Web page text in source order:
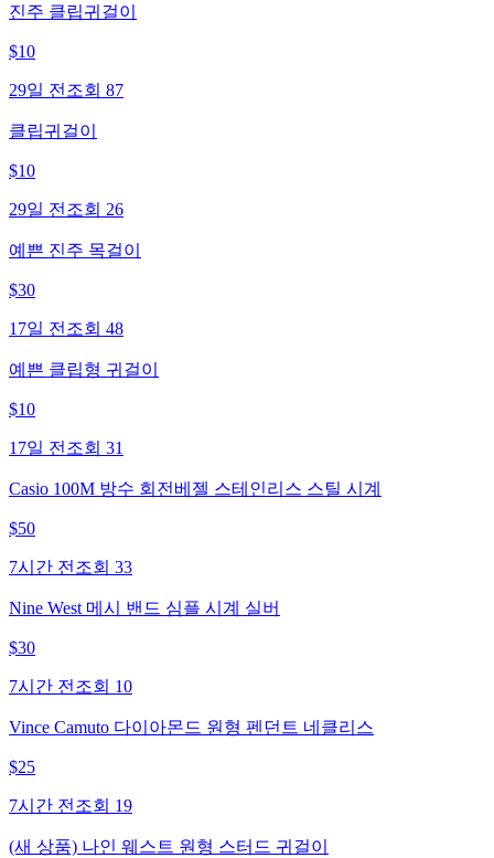
진주 클립귀걸이
$10
29일 전 조회 87
클립귀걸이
$10
29일 전 조회 26
예쁜 진주 목걸이
$30
17일 전 조회 48
예쁜 클립형 귀걸이
$10
17일 전 조회 31
Casio 100M 방수 회전베젤 스테인리스 스틸 시계
$50
7시간 전 조회 33
Nine West 메시 밴드 심플 시계 실버
$30
7시간 전 조회 10
Vince Camuto 다이아몬드 원형 펜던트 네클리스
$25
7시간 전 조회 19
(새 상품) 나인 웨스트 원형 스터드 귀걸이